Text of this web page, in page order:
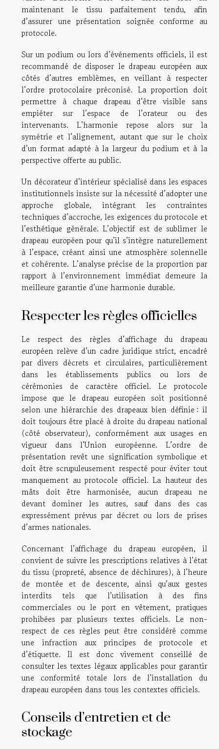
maintenant le tissu parfaitement tendu, afin
d’assurer une présentation soignée conforme au
protocole.
Sur un podium ou lors d’événements officiels, il est
recommandé de disposer le drapeau européen aux
côtés d’autres emblèmes, en veillant à respecter
l’ordre protocolaire préconisé. La proportion doit
permettre à chaque drapeau d’être visible sans
empiéter sur l’espace de l’orateur ou des
intervenants. L’harmonie repose alors sur la
symétrie et l’alignement, autant que sur le choix
d’un format adapté à la largeur du podium et à la
perspective offerte au public.
Un décorateur d’intérieur spécialisé dans les espaces
institutionnels insiste sur la nécessité d’adopter une
approche globale, intégrant les contraintes
techniques d’accroche, les exigences du protocole et
l’esthétique générale. L’objectif est de sublimer le
drapeau européen pour qu’il s’intègre naturellement
à l’espace, créant ainsi une atmosphère solennelle
et cohérente. L’analyse précise de la proportion par
rapport à l’environnement immédiat demeure la
meilleure garantie d’une harmonie durable.
Respecter les règles officielles
Le respect des règles d’affichage du drapeau
européen relève d’un cadre juridique strict, encadré
par divers décrets et circulaires, particulièrement
dans les établissements publics ou lors de
cérémonies de caractère officiel. Le protocole
impose que le drapeau européen soit positionné
selon une hiérarchie des drapeaux bien définie : il
doit toujours être placé à droite du drapeau national
(côté observateur), conformément aux usages en
vigueur dans l’Union européenne. L’ordre de
présentation revêt une signification symbolique et
doit être scrupuleusement respecté pour éviter tout
manquement au protocole officiel. La hauteur des
mâts doit être harmonisée, aucun drapeau ne
devant dominer les autres, sauf dans des cas
expressément prévus par décret ou lors de prises
d’armes nationales.
Concernant l’affichage du drapeau européen, il
convient de suivre les prescriptions relatives à l’état
du tissu (propreté, absence de déchirures), à l’heure
de montée et de descente, ainsi qu’aux gestes
interdits tels que l’utilisation à des fins
commerciales ou le port en vêtement, pratiques
prohibées par plusieurs textes officiels. Le non-
respect de ces règles peut être considéré comme
une infraction aux principes de protocole et
d’étiquette. Il est donc vivement conseillé de
consulter les textes légaux applicables pour garantir
une conformité totale lors de l’installation du
drapeau européen dans tous les contextes officiels.
Conseils d’entretien et de
stockage